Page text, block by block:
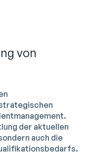
von
der aktuellen
auch die